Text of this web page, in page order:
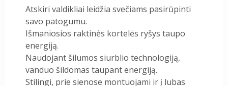
Atskiri valdikliai leidžia svečiams pasirūpinti
savo patogumu.
Išmaniosios raktinės kortelės ryšys taupo
energiją.
Naudojant šilumos siurblio technologiją,
vanduo šildomas taupant energiją.
Stilingi, prie sienose montuojami ir į lubas